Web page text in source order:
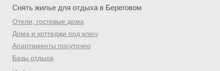
Снять жилье для отдыха в Береговом
Отели, гостевые дома
Дома и коттеджи под ключ
Апартаменты посуточно
Базы отдыха
Скидка −5%